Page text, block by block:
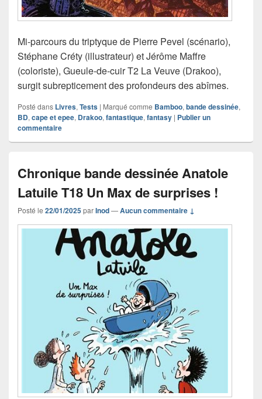
Mi-parcours du triptyque de Pierre Pevel (scénario),
Stéphane Créty (illustrateur) et Jérôme Maffre
(coloriste), Gueule-de-cuir T2 La Veuve (Drakoo),
surgit subrepticement des profondeurs des abîmes.
Posté dans Livres, Tests | Marqué comme Bamboo, bande dessinée,
BD, cape et epee, Drakoo, fantastique, fantasy | Publier un
commentaire
Chronique bande dessinée Anatole
Latuile T18 Un Max de surprises !
Posté le 22/01/2025parInod—Aucun commentaire ↓